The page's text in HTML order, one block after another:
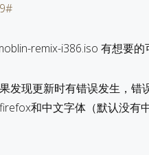
remix-i386.iso 有想要的
发现更新时有错误发生，
和中文字体（默认没有